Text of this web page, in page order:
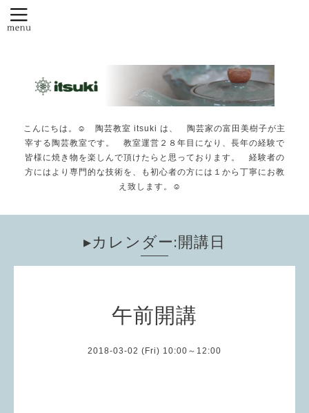
こんにちは。☺️ 陶芸教室 itsuki は、 陶芸家の富田美樹子が主
宰する陶芸教室です。 教室運営２８年目になり、長年の経験で
皆様に焼き物を楽しんで頂けたらと思っております。 経験者の
方にはより専門的な技術を、も初心者の方には１から丁寧にお教
え致します。☺️
▸カレンダー:開講日
午前開講
2018-03-02 (Fri) 10:00～12:00